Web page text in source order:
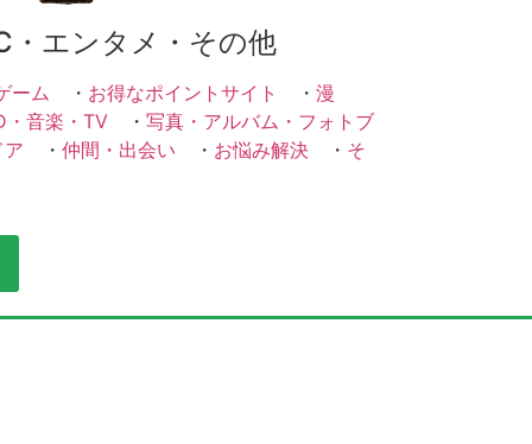
・エンタメ・その他
ーム ・ お得なポイントサイト ・ 漫
・音楽・TV ・ 写真・アルバム・フォトブ
・ 仲間・出会い ・ お悩み解決 ・ そ